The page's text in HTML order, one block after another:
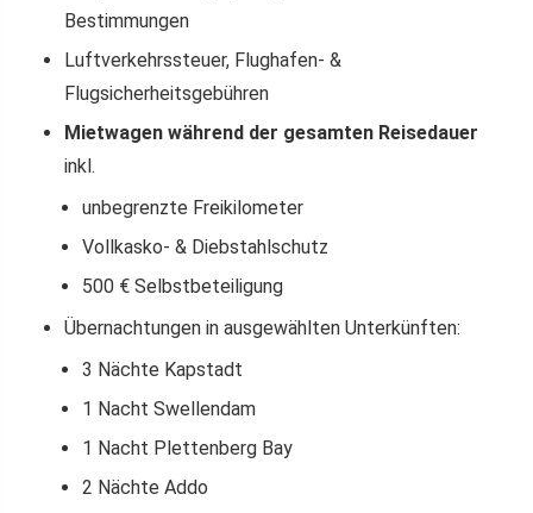
Bestimmungen
Luftverkehrssteuer, Flughafen- &
Flugsicherheitsgebühren
Mietwagen während der gesamten Reisedauer
inkl.
unbegrenzte Freikilometer
Vollkasko- & Diebstahlschutz
500 € Selbstbeteiligung
Übernachtungen in ausgewählten Unterkünften:
3 Nächte Kapstadt
1 Nacht Swellendam
1 Nacht Plettenberg Bay
2 Nächte Addo